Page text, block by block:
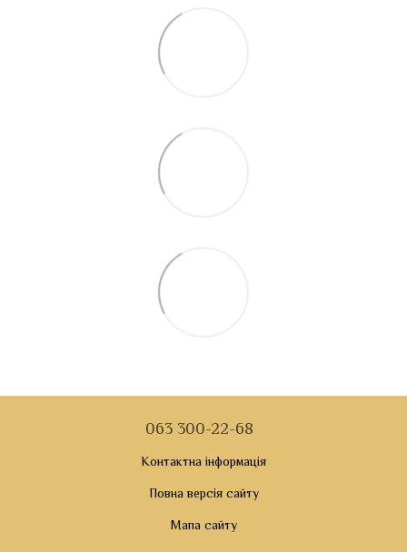
063 300-22-68
Контактна інформація
Повна версія сайту
Мапа сайту